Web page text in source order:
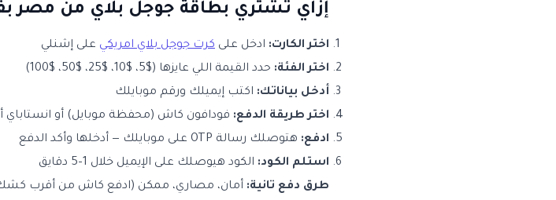
إزاي تشتري بطاقة جوجل بلاي من مصر
اختر الكارت: ادخل على كرت جوجل بلاي امريكي على إشنلي
اختر الفئة: حدد القيمة اللي عايزها ($5، $10، $25، $50، $100)
أدخل بياناتك: اكتب إيميلك ورقم موبايلك
اختر طريقة الدفع: فودافون كاش (محفظة موبايل) أو انستاباي
ادفع: هتوصلك رسالة OTP على موبايلك — أدخلها وأكد الدفع
استلم الكود: الكود هيوصلك على الإيميل خلال 1–5 دقايق
طرق دفع تانية: أمان، مصاري، ممكن (ادفع كاش من أقرب